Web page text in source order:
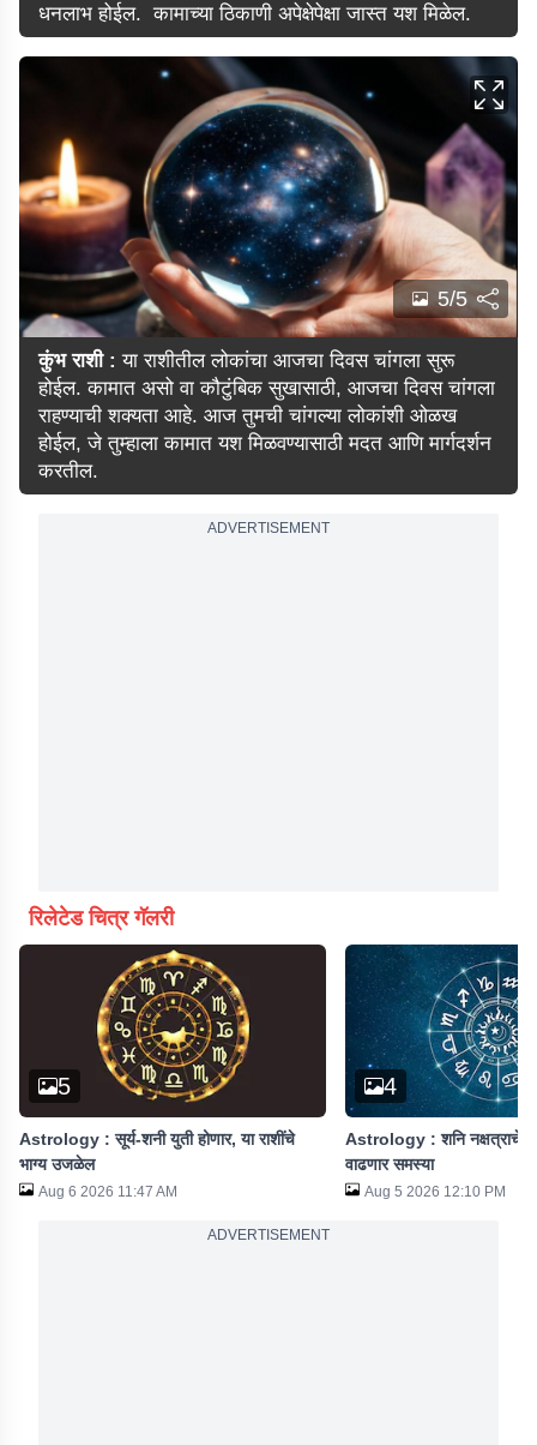
धनलाभ होईल.कामाच्या ठिकाणी अपेक्षेपेक्षा जास्त यश मिळेल.
5/5
कुंभ राशी : या राशीतील लोकांचा आजचा दिवस चांगला सुरू
होईल. कामात असो वा कौटुंबिक सुखासाठी, आजचा दिवस चांगला
राहण्याची शक्यता आहे. आज तुमची चांगल्या लोकांशी ओळख
होईल, जे तुम्हाला कामात यश मिळवण्यासाठी मदत आणि मार्गदर्शन
करतील.
ADVERTISEMENT
रिलेटेड चित्र गॅलरी
5
Astrology : सूर्य-शनी युती होणार, या राशींचे
भाग्य उजळेल
Aug 6 2026 11:47 AM
4
Astrology : शनि नक्षत्राचे
वाढणार समस्या
Aug 5 2026 12:10 PM
ADVERTISEMENT